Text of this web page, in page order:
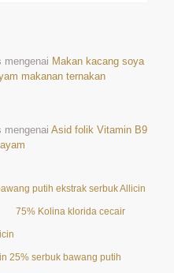
mengenai Makan kacang soya
makanan ternakan
mengenaiAsid folik Vitamin B9
putih ekstrak serbuk Allicin 25%
75% Kolina klorida cecair
25% serbuk bawang putih